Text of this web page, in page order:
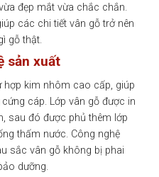
đẹp mắt vừa chắc chắn.
các chi tiết vân gỗ trở nên
gỗ thật.
sản xuất
hợp kim nhôm cao cấp, giúp
cáp. Lớp vân gỗ được in
sau đó được phủ thêm lớp
thấm nước. Công nghệ
sắc vân gỗ không bị phai
dưỡng.